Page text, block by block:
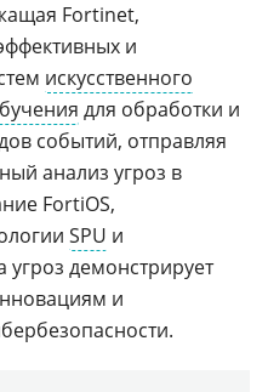
Fortinet,
и
искусственного
для обработки и
событий, отправляя
анализ угроз в
FortiOS,
SPU и
угроз демонстрирует
и